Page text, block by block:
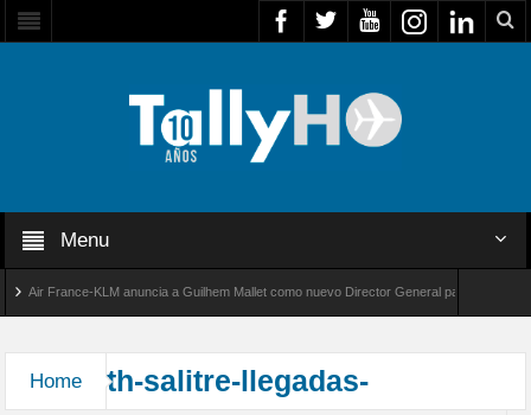
Menu
Air France-KLM anuncia a Guilhem Mallet como nuevo Director General para América
Home th-salitre-llegadas-